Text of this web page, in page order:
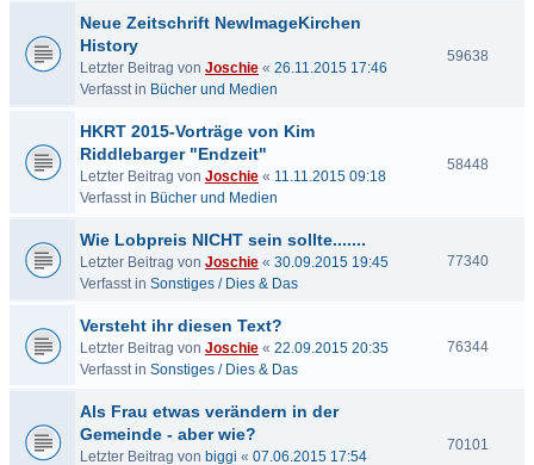
Neue Zeitschrift NewImageKirchen
History
Letzter Beitrag von Joschie « 26.11.2015 17:46
Verfasst in Bücher und Medien
59638
HKRT 2015-Vorträge von Kim
Riddlebarger "Endzeit"
Letzter Beitrag von Joschie « 11.11.2015 09:18
Verfasst in Bücher und Medien
58448
Wie Lobpreis NICHT sein sollte.......
Letzter Beitrag von Joschie « 30.09.2015 19:45
Verfasst in Sonstiges / Dies & Das
77340
Versteht ihr diesen Text?
Letzter Beitrag von Joschie « 22.09.2015 20:35
Verfasst in Sonstiges / Dies & Das
76344
Als Frau etwas verändern in der
Gemeinde - aber wie?
Letzter Beitrag von biggi « 07.06.2015 17:54
70101